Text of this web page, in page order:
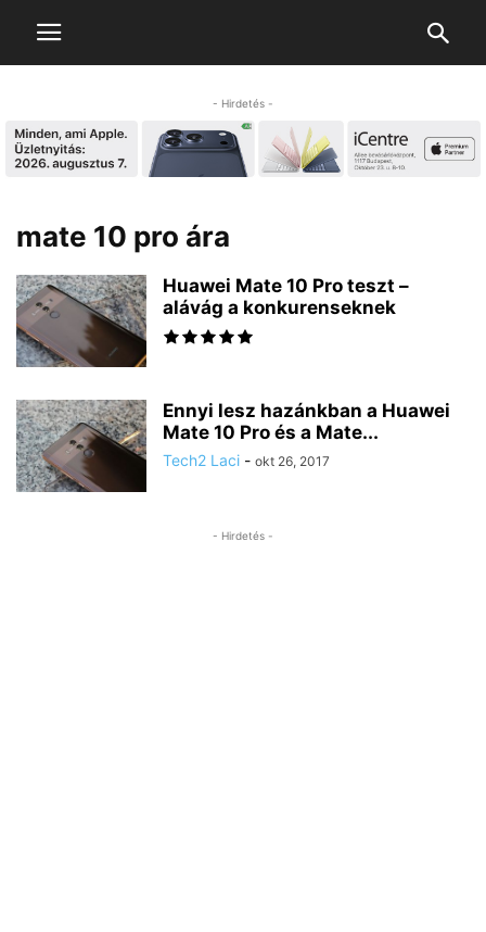
- Hirdetés -
mate 10 pro ára
Huawei Mate 10 Pro teszt –
alávág a konkurenseknek
Ennyi lesz hazánkban a Huawei
Mate 10 Pro és a Mate...
Tech2 Laci - okt 26, 2017
- Hirdetés -